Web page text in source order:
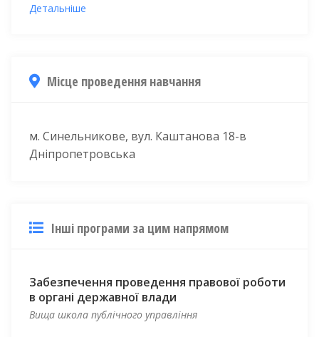
Детальніше
Місце проведення навчання
м. Синельникове, вул. Каштанова 18-в
Дніпропетровська
Інші програми за цим напрямом
Забезпечення проведення правової роботи
в органі державної влади
Вища школа публічного управління